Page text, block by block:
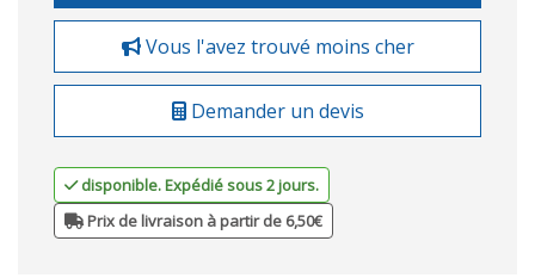
Vous l'avez trouvé moins cher
Demander un devis
disponible. Expédié sous 2 jours.
Prix de livraison à partir de 6,50€